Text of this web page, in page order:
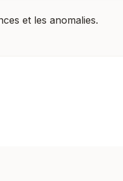
et les anomalies.